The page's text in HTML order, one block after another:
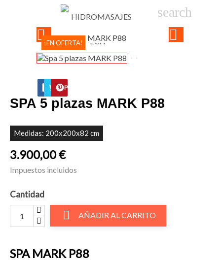
search
¡EN OFERTA!
 
FACEBOOK
TWITTER
PINTEREST
SPA 5 plazas MARK P88
Medidas: 200x200x82 cm
3.900,00 €
Impuestos incluidos
Cantidad
 AÑADIR AL CARRITO
SPA MARK P88